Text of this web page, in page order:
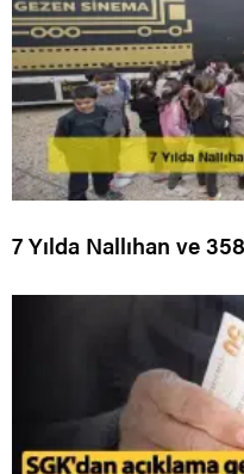
7 Yılda Nallıhan ve